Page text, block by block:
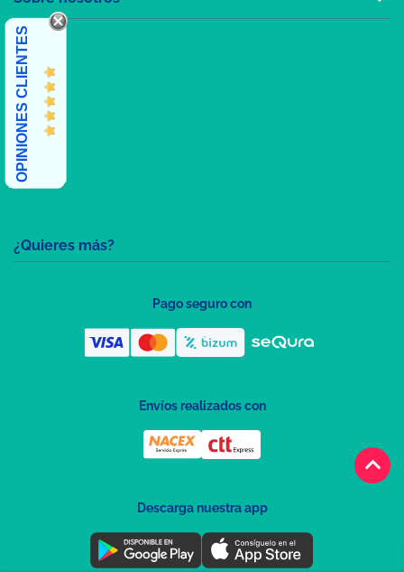
keyboard_arrow_up
¿Quieres más?
OPINIONES CLIENTES
Pago seguro con
Envíos realizados con
Descarga nuestra app